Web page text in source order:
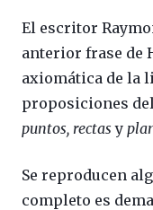
El escritor
anterior frase de
axiomática de la
proposiciones
puntos, rectasy
Se reproducen
completo es